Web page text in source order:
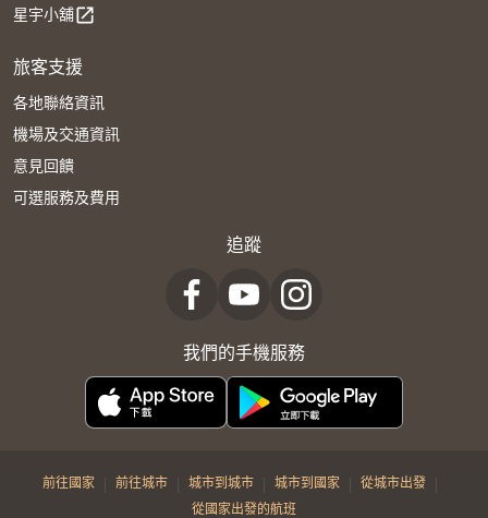
星宇小舖open_in_new
旅客支援
各地聯絡資訊
機場及交通資訊
意見回饋
可選服務及費用
追蹤
我們的手機服務
前往國家 | 前往城市 | 城市到城市 | 城市到國家 | 從城市出發 |
從國家出發的航班